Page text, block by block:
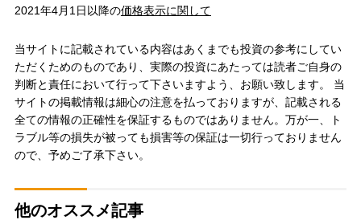
2021年4月1日以降の価格表示に関して
当サイトに記載されている内容はあくまでも投資の参考にしてい
ただくためのものであり、実際の投資にあたっては読者ご自身の
判断と責任において行って下さいますよう、お願い致します。 当
サイトの掲載情報は細心の注意を払っておりますが、記載される
全ての情報の正確性を保証するものではありません。万が一、ト
ラブル等の損失が被っても損害等の保証は一切行っておりません
ので、予めご了承下さい。
他のオススメ記事